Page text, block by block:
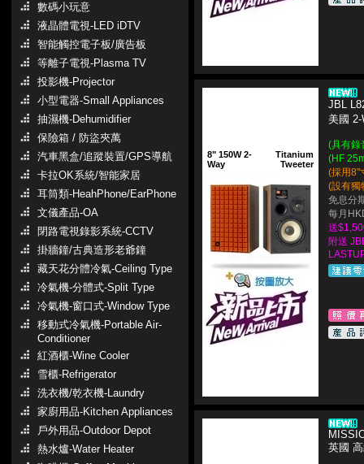
數碼小玩意
液晶體電視-LED iDTV
智能觸控電子板/廣告板
等離子電視-Plasma TV
投影機-Projector
小型電器-Small Appliances
抽濕機-Dehumidifier
保險箱 / 防盜夾萬
汽車黑盒/追蹤裝置/GPS導航
卡拉OK系統/智能家居
耳筒類-HeahPhone/EarPhone
文儀產品-OA
閉路電視錄影系統-CCTV
掛牆鐘/古典造形老爺鐘
藏天花分體冷氣-Ceiling Type
冷氣機-分體式-Split Type
冷氣機-窗口式-Window Type
移動式冷氣機-Portable Air-
Conditioner
紅酒櫃-Wine Cooler
雪櫃-Refrigerator
洗衣機/乾衣機-Laundry
家廚用品-Kitchen Appliances
戶外用品-Outdoor Depot
熱水爐-Water Heater
8" 150W 2-
Way
Titanium
Tweeter
JBL
美國
(具有錄
(HF
(採用8"
(設有獨
免息分
每月
送
附送
英國